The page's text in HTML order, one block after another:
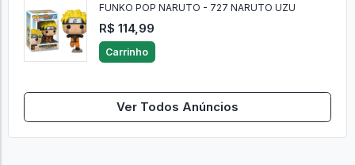
FUNKO POP NARUTO - 727 NARUTO UZU
R$ 114,99
Carrinho
Ver Todos Anúncios